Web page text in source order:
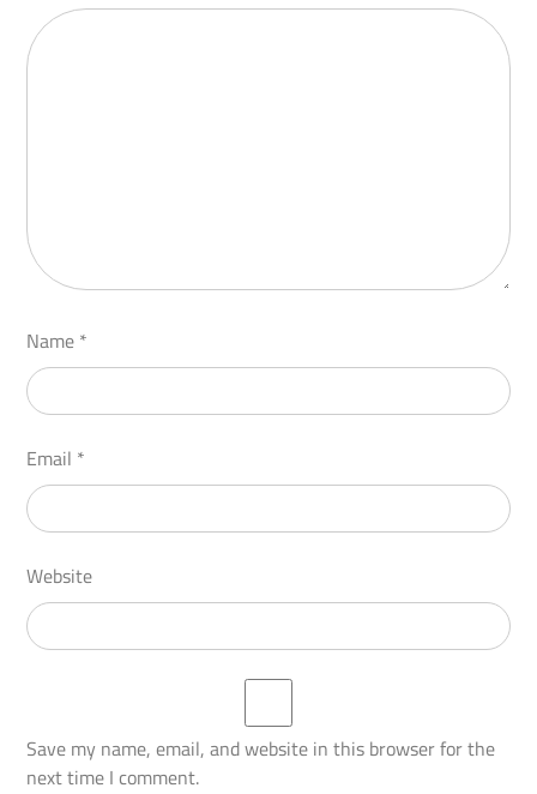
Name *
Email *
Website
Save my name, email, and website in this browser for the
next time I comment.